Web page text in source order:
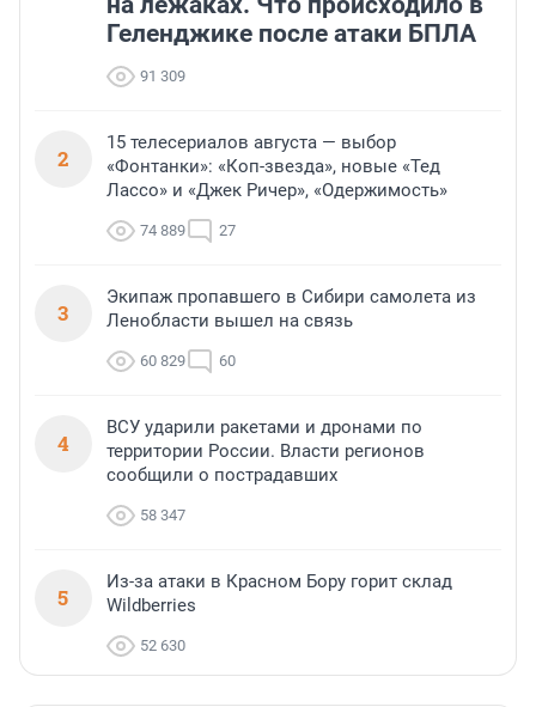
Геленджике после атаки БПЛА
91 309
2
15 телесериалов августа — выбор
«Фонтанки»: «Коп-звезда», новые «Тед
Лассо» и «Джек Ричер», «Одержимость»
74 889 27
3
Экипаж пропавшего в Сибири самолета из
Ленобласти вышел на связь
60 829 60
4
ВСУ ударили ракетами и дронами по
территории России. Власти регионов
сообщили о пострадавших
58 347
5
Из-за атаки в Красном Бору горит склад
Wildberries
52 630